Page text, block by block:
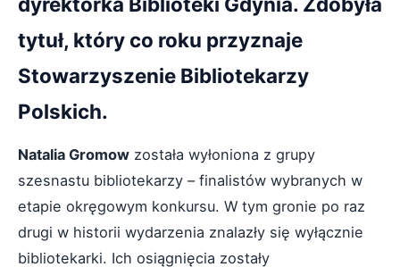
tytuł, który co roku przyznaje
Stowarzyszenie Bibliotekarzy
Polskich.
Natalia Gromow została wyłoniona z grupy
szesnastu bibliotekarzy – finalistów wybranych w
etapie okręgowym konkursu. W tym gronie po raz
drugi w historii wydarzenia znalazły się wyłącznie
bibliotekarki. Ich osiągnięcia zostały